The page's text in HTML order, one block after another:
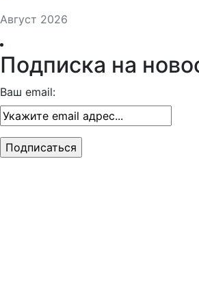
Август 2026
Подписка на
Ваш email: